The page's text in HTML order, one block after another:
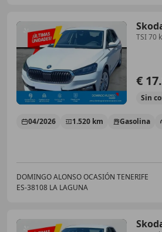
TSI 70
€
Sin
04/2026 1.520 km Gasolina
DOMINGO ALONSO OCASIÓN TENERIFE
ES-38108 LA LAGUNA